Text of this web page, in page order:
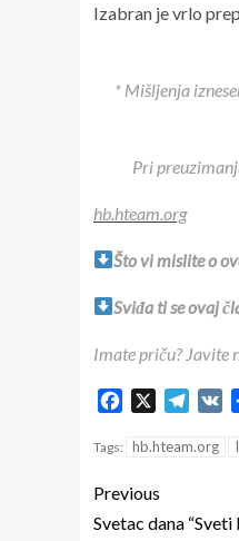
Izabran je vrlo
* Mišljenja
Pri
hb.hteam.org
Što vi mislite o
Sviđa ti se ovaj
Imate priču? Javite
Facebook
Tags: hb.hteam.org
Previous
Svetac dana